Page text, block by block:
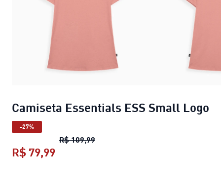
Camiseta Essentials ESS Small Logo
-27%
R$ 109,99Camiseta Essentials ESS Small
R$ 79,99